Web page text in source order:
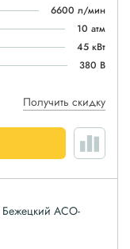
6600 л/мин
10 атм
45 кВт
380 В
Получить скидку
Бежецкий АСО-